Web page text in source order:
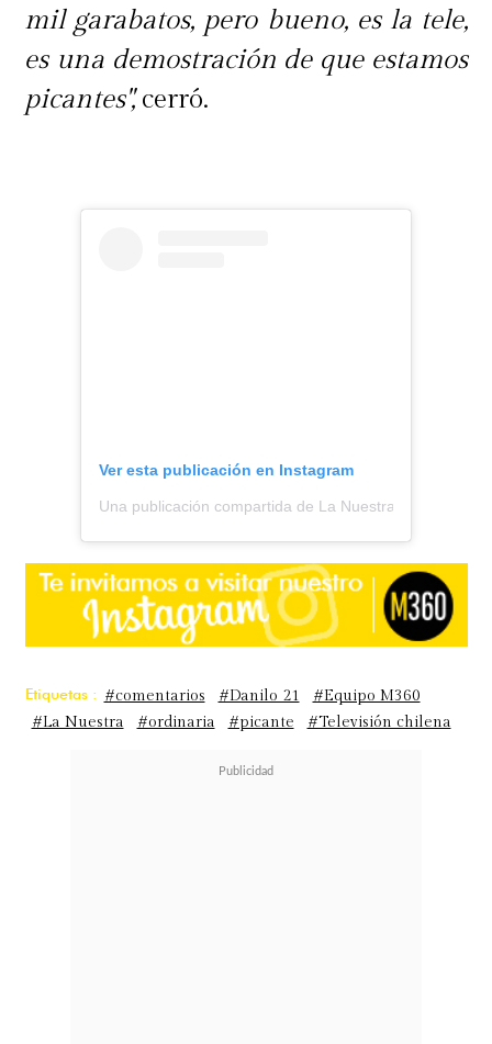
mil garabatos, pero bueno, es la tele,
es una demostración de que estamos
picantes",cerró.
Ver esta publicación en Instagram
Una publicación compartida de La Nuestra
Etiquetas : #comentarios #Danilo 21
#Equipo M360
#La Nuestra
#ordinaria #picante #Televisión chilena